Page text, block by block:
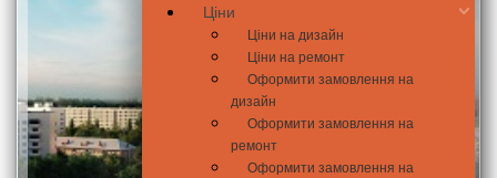
Ціни
Ціни на дизайн
Ціни на ремонт
Оформити замовлення на
дизайн
Оформити замовлення на
ремонт
Оформити замовлення на